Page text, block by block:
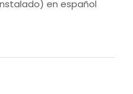
en español